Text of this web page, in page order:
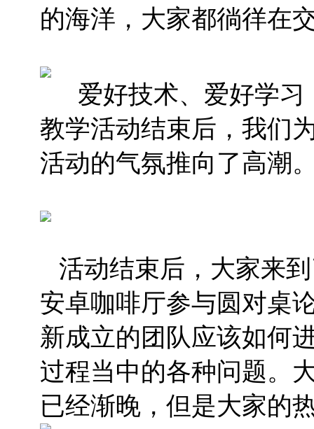
的海洋，大家都徜徉在
爱好技术、爱好学
教学活动结束后，我们
活动的气氛推向了高潮
活动结束后，大家来
安卓咖啡厅参与圆对桌
新成立的团队应该如何
过程当中的各种问题。
已经渐晚，但是大家的